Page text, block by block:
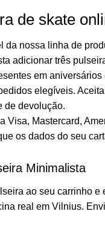
de skate
da nossa linha de
adicionar três
em
elegíveis.
de devolução.
Visa, Mastercard,
os dados do seu
Minimalista
ao seu carrinho
real em Vilnius.